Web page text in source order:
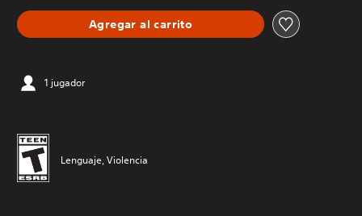
Agregar al carrito
1 jugador
Lenguaje, Violencia